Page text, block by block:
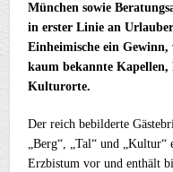
München sowie
in erster Linie an
Einheimische ein Gewinn,
kaum bekannte Kapellen,
Kulturorte.
Der reich bebilderte
„Berg“, „Tal“ und „Kultur“
Erzbistum vor und enthält